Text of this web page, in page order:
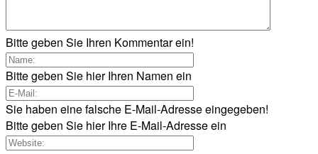
Bitte geben Sie Ihren Kommentar ein!
Bitte geben Sie hier Ihren Namen ein
Sie haben eine falsche E-Mail-Adresse eingegeben!
Bitte geben Sie hier Ihre E-Mail-Adresse ein